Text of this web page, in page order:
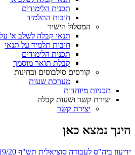
תכנית הלימודים
חובות התלמיד
המסלול הישיר
תנאי קבלה לשלב א'
חובות תלמיד על תנאי
תכנית הלימודים
קבלת תואר מוסמך
קורסים סילבוסים ובחינות
מערכת שעות
תכניות מיוחדות
יצירת קשר ושעות קבלה
יצירת קשר
הינך נמצא כאן
ידיעון ביה"ס לעבודה סוציאלית תש"ף 2019/20